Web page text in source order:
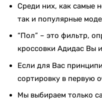
Среди них, как самые
так и популярные
“Пол” – это фильтр,
кроссовки Адидас Вы
Если для Вас
сортировку в первую
Мы выбираем только